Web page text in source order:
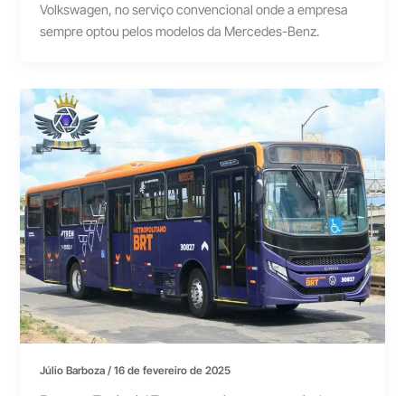
Volkswagen, no serviço convencional onde a empresa
sempre optou pelos modelos da Mercedes-Benz.
Júlio Barboza/16 de fevereiro de 2025